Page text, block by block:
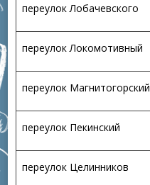
переулок Лобачевского
переулок Локомотивный
переулок Магнитогорский
переулок Пекинский
переулок Целинников